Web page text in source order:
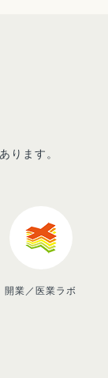
ります。
開業／医業ラボ